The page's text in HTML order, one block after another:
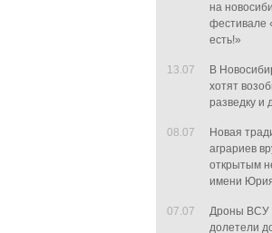
на
есть!»
13.07
В
хотят
разведку и
08.07
Новая
аграриев
открытым
имени
07.07
Дроны ВСУ
долетели